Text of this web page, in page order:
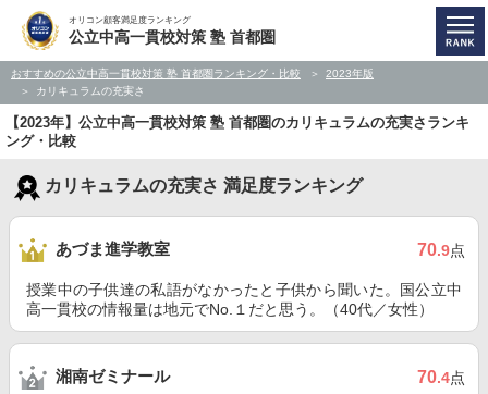
オリコン顧客満足度ランキング
公立中高一貫校対策 塾 首都圏
おすすめの公立中高一貫校対策 塾 首都圏ランキング・比較
2023年版
カリキュラムの充実さ
【2023年】公立中高一貫校対策 塾 首都圏のカリキュラムの充実さランキ
ング・比較
カリキュラムの充実さ 満足度ランキング
あづま進学教室 70.9点
授業中の子供達の私語がなかったと子供から聞いた。国公立中
高一貫校の情報量は地元でNo.１だと思う。（40代／女性）
湘南ゼミナール 70.4点